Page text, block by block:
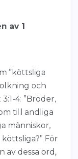
av 1
”köttsliga
och
4: ”Bröder,
till andliga
människor,
För
av dessa ord,